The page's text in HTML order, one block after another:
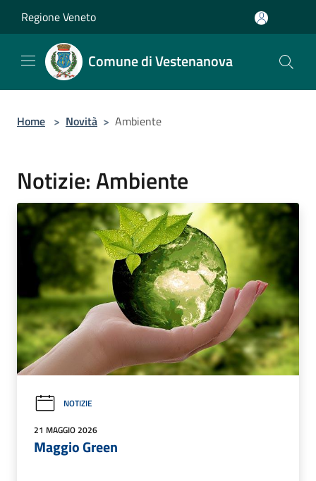
Regione Veneto
Comune di Vestenanova
Home > Novità > Ambiente
Notizie: Ambiente
NOTIZIE
21 MAGGIO 2026
Maggio Green